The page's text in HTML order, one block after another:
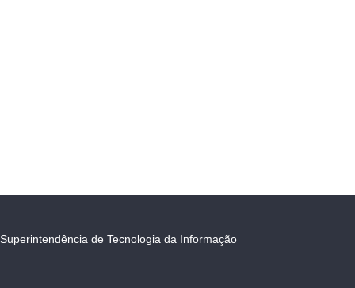
Superintendência de Tecnologia da Informação